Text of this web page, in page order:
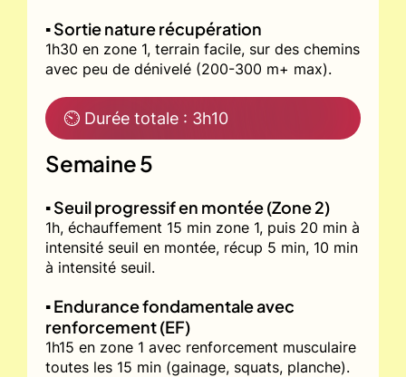
▪️ Sortie nature récupération
1h30 en zone 1, terrain facile, sur des chemins
avec peu de dénivelé (200-300 m+ max).
⏲ Durée totale : 3h10
Semaine 5
▪️ Seuil progressif en montée (Zone 2)
1h, échauffement 15 min zone 1, puis 20 min à
intensité seuil en montée, récup 5 min, 10 min
à intensité seuil.
▪️ Endurance fondamentale avec
renforcement (EF)
1h15 en zone 1 avec renforcement musculaire
toutes les 15 min (gainage, squats, planche).